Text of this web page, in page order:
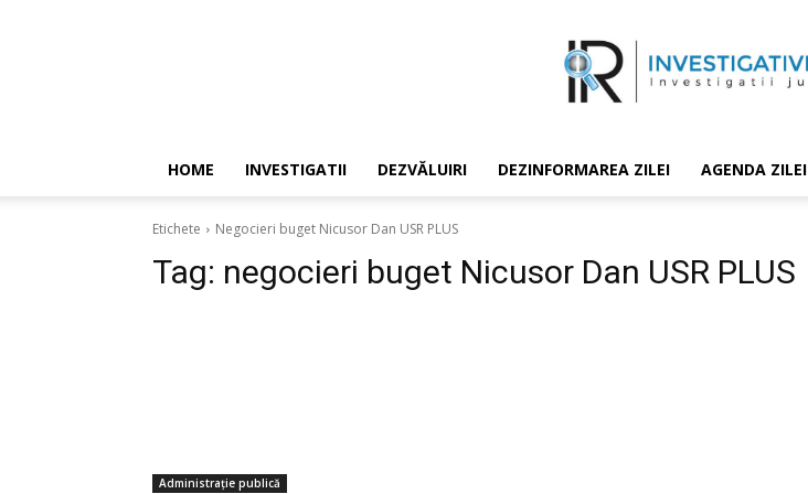
HOME INVESTIGATII DEZVĂLUIRI DEZINFORMAREA ZILEI AGENDA ZILEI
Etichete Negocieri buget Nicusor Dan USR PLUS
Tag: negocieri buget Nicusor Dan USR PLUS
Administrație publică